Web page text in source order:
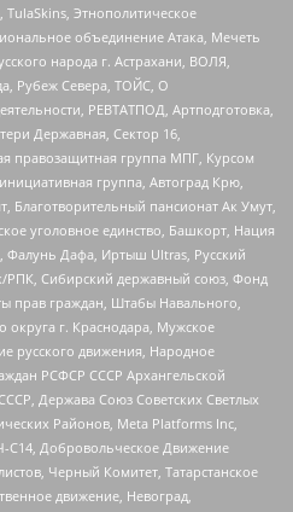
Этнополитическое
объединение Атака, Мечеть
народа г. Астрахани, ВОЛЯ,
Рубеж Севера, ТОЙС, О
РЕВТАТПОД, Артподготовка,
Державная, Сектор 16,
правозащитная группа МПГ, Курсом
группа, Автоград Крю,
Благотворительный пансионат Ак Умут,
уголовное единство, Башкорт, Нация
Фалунь Дафа, Иртыш Ultras, Русский
РПК, Сибирский державный союз, Фонд
прав граждан, Штабы Навального,
округа г. Краснодара, Мужское
русского движения, Народное
РСФСР СССР Архангельской
Держава Союз Советских Светлых
Районов, Meta Platforms Inc,
С14, Добровольческое Движение
Черный Комитет, Татарстанское
движение, Невоград,